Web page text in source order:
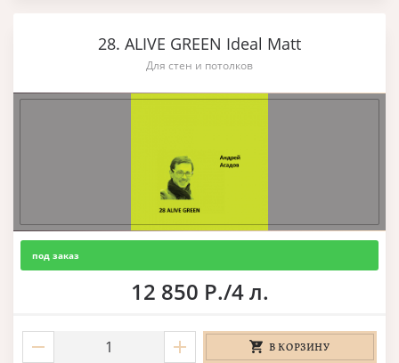
28. ALIVE GREEN Ideal Matt
Для стен и потолков
под заказ
12 850 Р./4 л.
В КОРЗИНУ